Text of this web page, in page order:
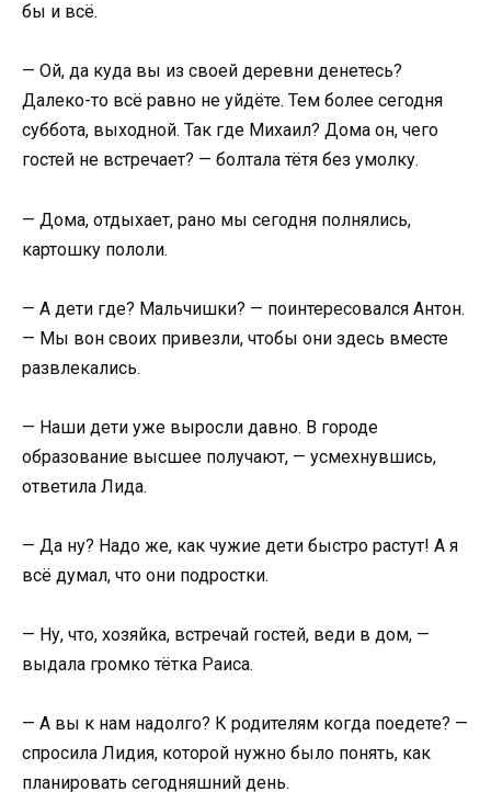
бы и всё.
— Ой, да куда вы из своей деревни денетесь?
Далеко-то всё равно не уйдёте. Тем более сегодня
суббота, выходной. Так где Михаил? Дома он, чего
гостей не встречает? — болтала тётя без умолку.
— Дома, отдыхает, рано мы сегодня полнялись,
картошку пололи.
— А дети где? Мальчишки? — поинтересовался Антон.
— Мы вон своих привезли, чтобы они здесь вместе
развлекались.
— Наши дети уже выросли давно. В городе
образование высшее получают, — усмехнувшись,
ответила Лида.
— Да ну? Надо же, как чужие дети быстро растут! А я
всё думал, что они подростки.
— Ну, что, хозяйка, встречай гостей, веди в дом, —
выдала громко тётка Раиса.
— А вы к нам надолго? К родителям когда поедете? —
спросила Лидия, которой нужно было понять, как
планировать сегодняшний день.